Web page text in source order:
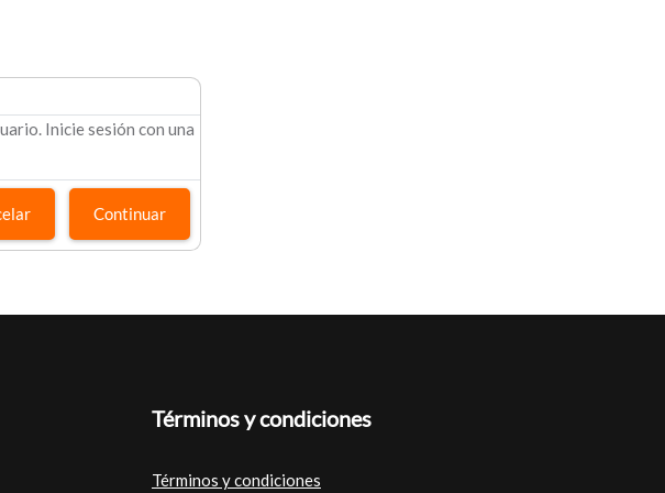
Inicie sesión con una
Continuar
Términos y condiciones
Términos y condiciones